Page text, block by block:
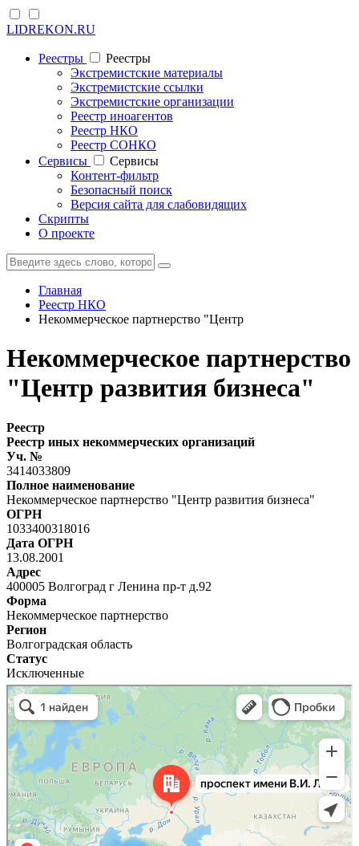
LIDREKON.RU
Реестры
Реестры
Экстремистские материалы
Экстремистские ссылки
Экстремистские организации
Реестр иноагентов
Реестр НКО
Реестр СОНКО
Cервисы
Cервисы
Контент-фильтр
Безопасный поиск
Версия сайта для слабовидящих
Скрипты
О проекте
Главная
Реестр НКО
Некоммерческое партнерство "Центр
Некоммерческое партнерство
"Центр развития бизнеса"
Реестр
Реестр иных некоммерческих организаций
Уч. №
3414033809
Полное наименование
Некоммерческое партнерство "Центр развития бизнеса"
ОГРН
1033400318016
Дата ОГРН
13.08.2001
Адрес
400005 Волгоград г Ленина пр-т д.92
Форма
Некоммерческое партнерство
Регион
Волгоградская область
Статус
Исключенные